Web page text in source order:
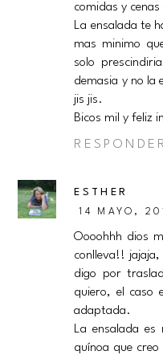
comidas y
La ensalada te
mas minimo
solo
demasia y no la
jis jis.
Bicos mil y feliz
RESPONDER
ESTHER
14 MAYO,
Oooohhh dios
conlleva!!
digo por
quiero, el caso
adaptada.
La ensalada es
quínoa que